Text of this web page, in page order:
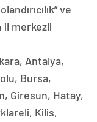
ve
il merkezli
Antalya,
Bursa,
Giresun, Hatay,
Kilis,